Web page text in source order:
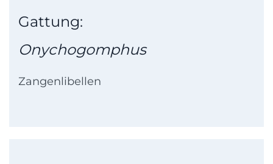
Gattung:
Onychogomphus
Zangenlibellen